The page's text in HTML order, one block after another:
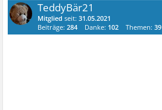
TeddyBär21
Mitglied seit:31.05.2021
Beiträge:284 Danke: 102 Themen:39